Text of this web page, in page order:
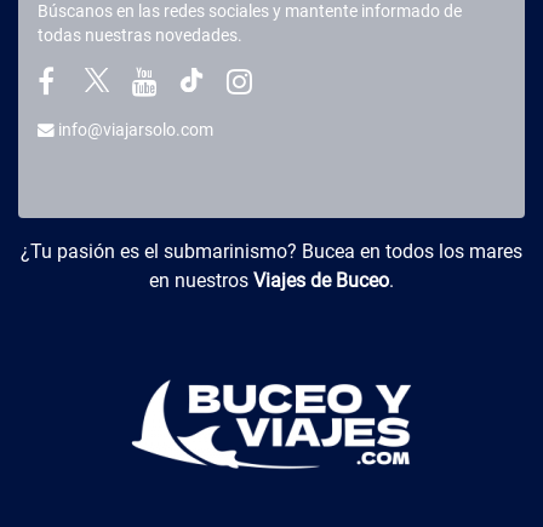
Búscanos en las redes sociales y mantente informado de
todas nuestras novedades.
info@viajarsolo.com
Buceo y Viajes
¿Tu pasión es el submarinismo? Bucea en todos los mares
en nuestros Viajes de Buceo.